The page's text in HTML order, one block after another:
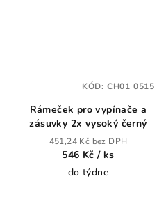
Rámeček pro vypínače a
zásuvky 2x vysoký černý
451,24 Kč bez DPH
546 Kč/ ks
do týdne
KÓD: CH01 0515